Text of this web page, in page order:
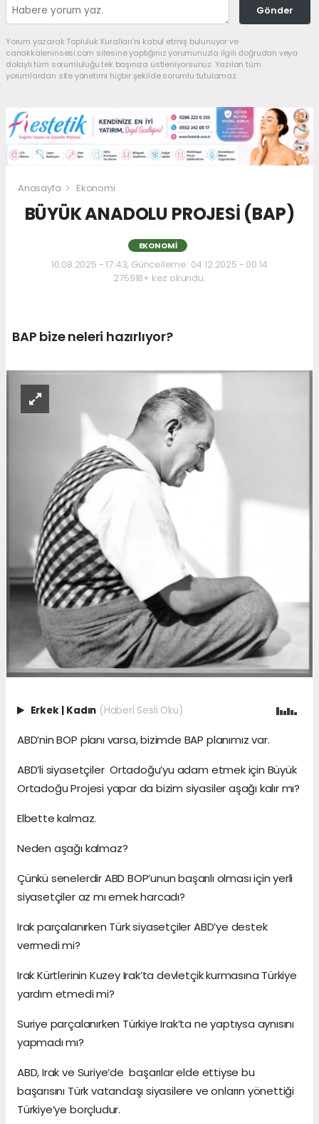
Gönder
Yorum yazarak Topluluk Kuralları’nı kabul etmiş bulunuyor ve
canakkaleninsesi.com sitesine yaptığınız yorumunuzla ilgili doğrudan veya
dolaylı tüm sorumluluğu tek başınıza üstleniyorsunuz. Yazılan tüm
yorumlardan site yönetimi hiçbir şekilde sorumlu tutulamaz.
Anasayfa Ekonomi
BÜYÜK ANADOLU PROJESİ (BAP)
EKONOMI
10.08.2025 - 17:43, Güncelleme: 04.12.2025 - 00:14
275918+ kez okundu.
BAP bize neleri hazırlıyor?
Erkek | Kadın (Haberi Sesli Oku)
ABD’nin BOP planı varsa, bizimde BAP planımız var.
ABD’li siyasetçiler Ortadoğu’yu adam etmek için Büyük
Ortadoğu Projesi yapar da bizim siyasiler aşağı kalır mı?
Elbette kalmaz.
Neden aşağı kalmaz?
Çünkü senelerdir ABD BOP’unun başarılı olması için yerli
siyasetçiler az mı emek harcadı?
Irak parçalanırken Türk siyasetçiler ABD’ye destek
vermedi mi?
Irak Kürtlerinin Kuzey Irak’ta devletçik kurmasına Türkiye
yardım etmedi mi?
Suriye parçalanırken Türkiye Irak’ta ne yaptıysa aynısını
yapmadı mı?
ABD, Irak ve Suriye’de başarılar elde ettiyse bu
başarısını Türk vatandaşı siyasilere ve onların yönettiği
Türkiye’ye borçludur.